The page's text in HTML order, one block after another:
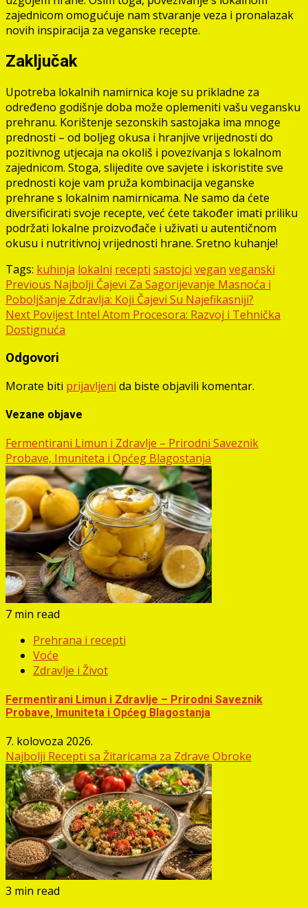
zajednicom omogućuje nam stvaranje veza i pronalazak
novih inspiracija za veganske recepte.
Zaključak
Upotreba lokalnih namirnica koje su prikladne za
određeno godišnje doba može oplemeniti vašu vegansku
prehranu. Korištenje sezonskih sastojaka ima mnoge
prednosti – od boljeg okusa i hranjive vrijednosti do
pozitivnog utjecaja na okoliš i povezivanja s lokalnom
zajednicom. Stoga, slijedite ove savjete i iskoristite sve
prednosti koje vam pruža kombinacija veganske
prehrane s lokalnim namirnicama. Ne samo da ćete
diversificirati svoje recepte, već ćete također imati priliku
podržati lokalne proizvođače i uživati u autentičnom
okusu i nutritivnoj vrijednosti hrane. Sretno kuhanje!
Tags: kuhinja lokalni recepti sastojci vegan veganski
Post
navigation
Previous Najbolji Čajevi Za Sagorijevanje Masnoća i
Poboljšanje Zdravlja: Koji Čajevi Su Najefikasniji?
Next Povijest Intel Atom Procesora: Razvoj i Tehnička
Dostignuća
Odgovori
Morate biti prijavljeni da biste objavili komentar.
Vezane objave
Fermentirani Limun i Zdravlje – Prirodni Saveznik
Probave, Imuniteta i Općeg Blagostanja
7 min read
Prehrana i recepti
Voće
Zdravlje i Život
Fermentirani Limun i Zdravlje – Prirodni Saveznik
Probave, Imuniteta i Općeg Blagostanja
7. kolovoza 2026.
Najbolji Recepti sa Žitaricama za Zdrave Obroke
3 min read